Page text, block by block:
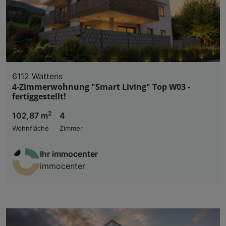
6112 Wattens
4-Zimmerwohnung "Smart Living" Top W03 -
fertiggestellt!
102,87 m2
Wohnfläche
4
Zimmer
Ihr immocenter
immocenter